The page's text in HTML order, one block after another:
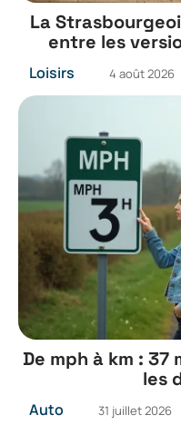
La
entre les
Loisirs 4 août 2026
De mph à km :
les
Auto 31 juillet 2026